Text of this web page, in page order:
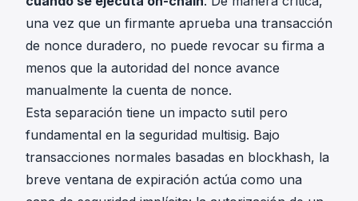
una vez que un firmante aprueba una transacción
de nonce duradero, no puede revocar su firma a
menos que la autoridad del nonce avance
manualmente la cuenta de nonce.
Esta separación tiene un impacto sutil pero
fundamental en la seguridad multisig. Bajo
transacciones normales basadas en blockhash, la
breve ventana de expiración actúa como una